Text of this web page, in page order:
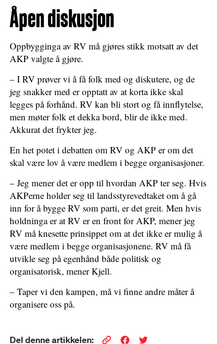
Åpen diskusjon
Oppbygginga av RV må gjøres stikk motsatt av det
AKP valgte å gjøre.
– I RV prøver vi å få folk med og diskutere, og de
jeg snakker med er opptatt av at korta ikke skal
legges på forhånd. RV kan bli stort og få innflytelse,
men møter folk et dekka bord, blir de ikke med.
Akkurat det frykter jeg.
En het potet i debatten om RV og AKP er om det
skal være lov å være medlem i begge organisasjoner.
– Jeg mener det er opp til hvordan AKP ter seg. Hvis
AKPerne holder seg til landsstyrevedtaket om å gå
inn for å bygge RV som parti, er det greit. Men hvis
holdninga er at RV er en front for AKP, mener jeg
RV må knesette prinsippet om at det ikke er mulig å
være medlem i begge organisasjonene. RV må få
utvikle seg på egenhånd både politisk og
organisatorisk, mener Kjell.
– Taper vi den kampen, må vi finne andre måter å
organisere oss på.
Del denne artikkelen: